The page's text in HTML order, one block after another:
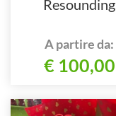
Resounding
A partire da:
€ 100,00